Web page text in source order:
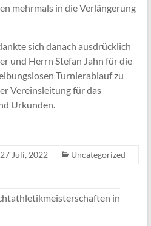
mehrmals in die Verlängerung
sich danach ausdrücklich
und Herrn Stefan Jahn für die
Turnierablauf zu
Vereinsleitung für das
Urkunden.
27 Juli, 2022 Uncategorized
in